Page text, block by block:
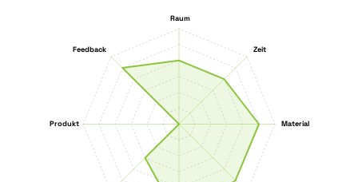
Raum
Zeit
Feedback
Material
Produkt